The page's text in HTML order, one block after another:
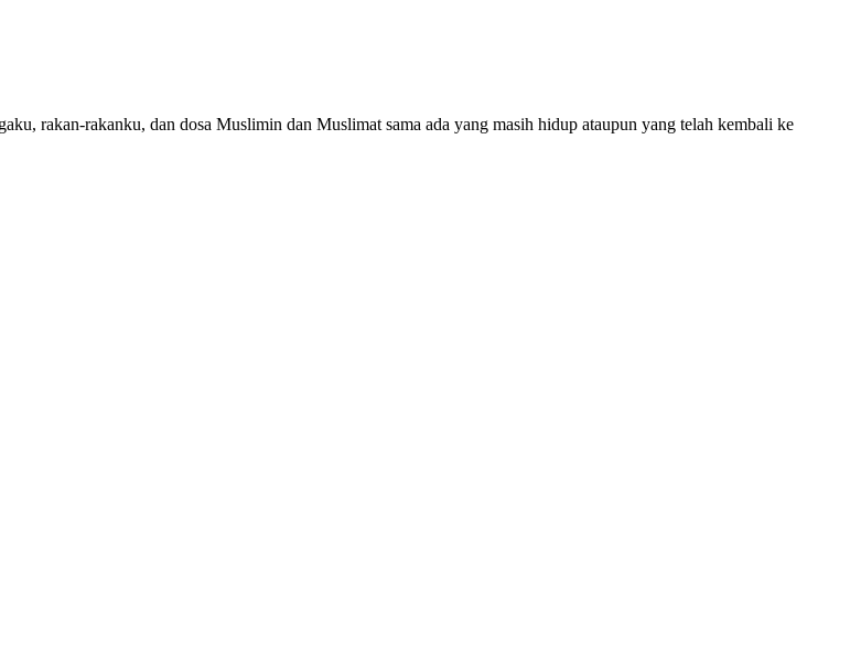
rakan-rakanku, dan dosa Muslimin dan Muslimat sama ada yang masih hidup ataupun yang telah kembali ke